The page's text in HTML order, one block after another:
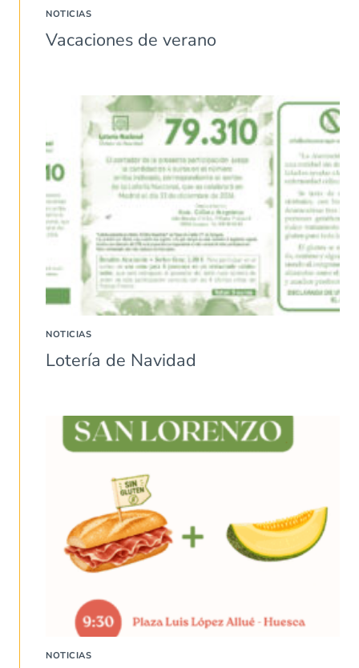
NOTICIAS
Vacaciones de verano
NOTICIAS
Lotería de Navidad
NOTICIAS